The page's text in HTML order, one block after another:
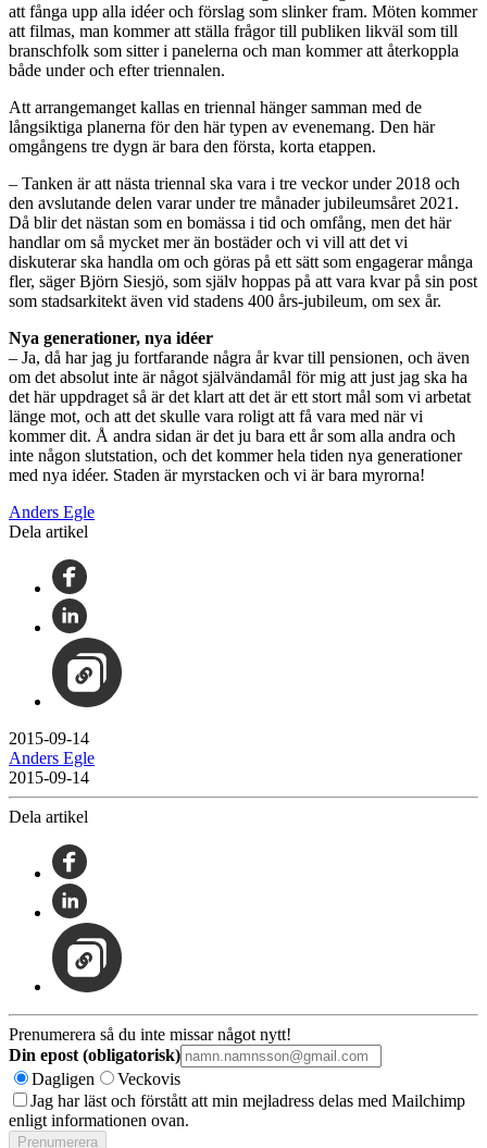
att fånga upp alla idéer och förslag som slinker fram. Möten kommer
att filmas, man kommer att ställa frågor till publiken likväl som till
branschfolk som sitter i panelerna och man kommer att återkoppla
både under och efter triennalen.
Att arrangemanget kallas en triennal hänger samman med de
långsiktiga planerna för den här typen av evenemang. Den här
omgångens tre dygn är bara den första, korta etappen.
– Tanken är att nästa triennal ska vara i tre veckor under 2018 och
den avslutande delen varar under tre månader jubileumsåret 2021.
Då blir det nästan som en bomässa i tid och omfång, men det här
handlar om så mycket mer än bostäder och vi vill att det vi
diskuterar ska handla om och göras på ett sätt som engagerar många
fler, säger Björn Siesjö, som själv hoppas på att vara kvar på sin post
som stadsarkitekt även vid stadens 400 års-jubileum, om sex år.
Nya generationer, nya idéer
– Ja, då har jag ju fortfarande några år kvar till pensionen, och även
om det absolut inte är något självändamål för mig att just jag ska ha
det här uppdraget så är det klart att det är ett stort mål som vi arbetat
länge mot, och att det skulle vara roligt att få vara med när vi
kommer dit. Å andra sidan är det ju bara ett år som alla andra och
inte någon slutstation, och det kommer hela tiden nya generationer
med nya idéer. Staden är myrstacken och vi är bara myrorna!
Anders Egle
Dela artikel
2015-09-14
Anders Egle
2015-09-14
Dela artikel
Prenumerera så du inte missar något nytt!
Din epost (obligatorisk)
Dagligen
Veckovis
Jag har läst och förstått att min mejladress delas med Mailchimp
enligt informationen ovan.